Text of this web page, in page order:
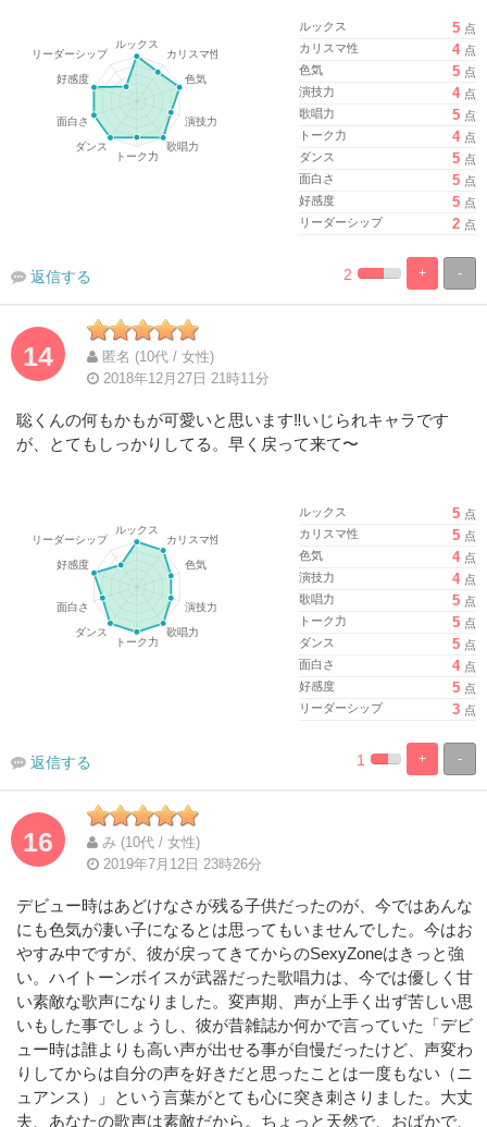
ルックス 5 点
カリスマ性
4 点
色気
5 点
演技力
4 点
歌唱力
5 点
トーク力
4 点
ダンス
5 点
面白さ
5 点
好感度
5 点
リーダーシップ
2 点
-
+
%
100%
2
返信する
14
匿名 (10代 / 女性)
2018年12月27日 21時11分
聡くんの何もかもが可愛いと思います‼︎いじられキャラです
が、とてもしっかりしてる。早く戻って来て〜
ルックス 5 点
カリスマ性
5 点
色気
4 点
演技力
4 点
歌唱力
5 点
トーク力
5 点
ダンス
5 点
面白さ
4 点
好感度
5 点
リーダーシップ
3 点
-
+
% 100%
1
返信する
16
み (10代 / 女性)
2019年7月12日 23時26分
デビュー時はあどけなさが残る子供だったのが、今ではあんな
にも色気が凄い子になるとは思ってもいませんでした。今はお
やすみ中ですが、彼が戻ってきてからのSexyZoneはきっと強
い。ハイトーンボイスが武器だった歌唱力は、今では優しく甘
い素敵な歌声になりました。変声期、声が上手く出ず苦しい思
いもした事でしょうし、彼が昔雑誌か何かで言っていた「デビ
ュー時は誰よりも高い声が出せる事が自慢だったけど、声変わ
りしてからは自分の声を好きだと思ったことは一度もない（ニ
ュアンス）」という言葉がとても心に突き刺さりました。大丈
夫、あなたの歌声は素敵だから。ちょっと天然で、おばかで、